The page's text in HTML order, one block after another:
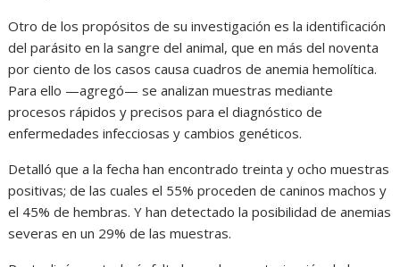
Otro de los propósitos de su investigación es la identificación
del parásito en la sangre del animal, que en más del noventa
por ciento de los casos causa cuadros de anemia hemolítica.
Para ello —agregó— se analizan muestras mediante
procesos rápidos y precisos para el diagnóstico de
enfermedades infecciosas y cambios genéticos.
Detalló que a la fecha han encontrado treinta y ocho muestras
positivas; de las cuales el 55% proceden de caninos machos y
el 45% de hembras. Y han detectado la posibilidad de anemias
severas en un 29% de las muestras.